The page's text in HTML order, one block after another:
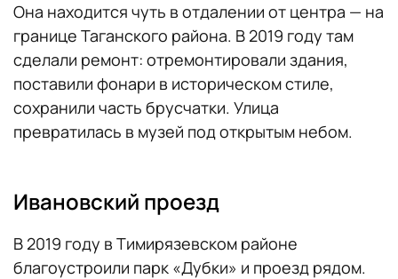
Она находится чуть в отдалении от центра — на
границе Таганского района. В 2019 году там
сделали ремонт: отремонтировали здания,
поставили фонари в историческом стиле,
сохранили часть брусчатки. Улица
превратилась в музей под открытым небом.
Ивановский проезд
В 2019 году в Тимирязевском районе
благоустроили парк «Дубки» и проезд рядом.